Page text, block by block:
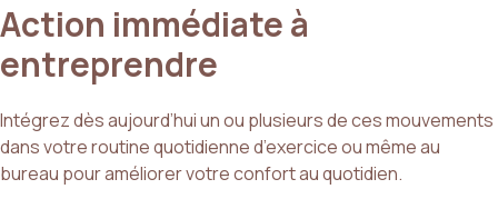
Action immédiate à
entreprendre
Intégrez dès aujourd’hui un ou plusieurs de ces mouvements
dans votre routine quotidienne d’exercice ou même au
bureau pour améliorer votre confort au quotidien.